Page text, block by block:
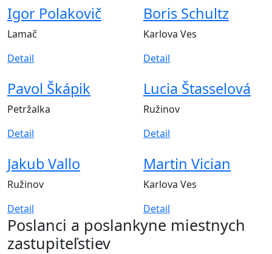
Igor Polakovič
Lamač
Detail
Boris Schultz
Karlova Ves
Detail
Pavol Škápik
Petržalka
Detail
Lucia Štasselová
Ružinov
Detail
Jakub Vallo
Ružinov
Detail
Martin Vician
Karlova Ves
Detail
Poslanci a poslankyne miestnych
zastupiteľstiev